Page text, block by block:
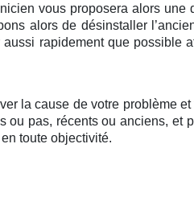
vous proposera alors une
alors de désinstaller
rapidement que possible
la cause de votre problème
ou pas, récents ou anciens, et
toute objectivité.